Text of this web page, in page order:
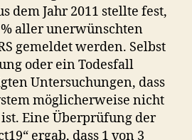
dem Jahr 2011 stellte fest,
aller unerwünschten
gemeldet werden. Selbst
oder ein Todesfall
Untersuchungen, dass
möglicherweise nicht
Eine Überprüfung der
ergab, dass 1 von 3